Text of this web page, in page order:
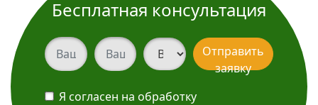
Бесплатная консультация
Ваш телефонВаш телефонВид услугиОтправить
заявку
Я согласен на обработку